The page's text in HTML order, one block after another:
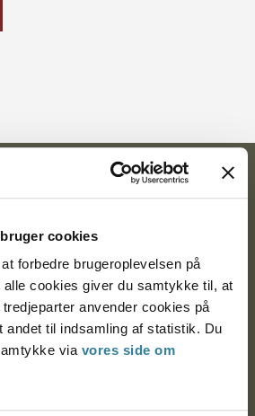
cookies
forbedre brugeroplevelsen på
alle cookies giver du samtykke til, at
anvender cookies på
andet til indsamling af statistik. Du
via vores side om